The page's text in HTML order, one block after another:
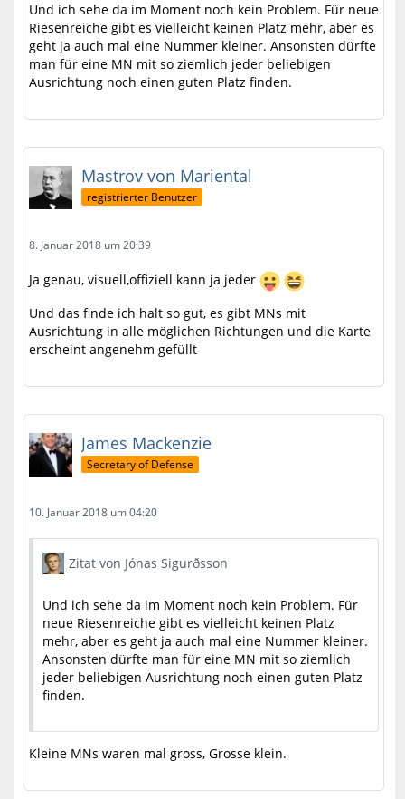
Und ich sehe da im Moment noch kein Problem. Für neue
Riesenreiche gibt es vielleicht keinen Platz mehr, aber es
geht ja auch mal eine Nummer kleiner. Ansonsten dürfte
man für eine MN mit so ziemlich jeder beliebigen
Ausrichtung noch einen guten Platz finden.
Mastrov von Mariental
registrierter Benutzer
8. Januar 2018 um 20:39
Ja genau, visuell,offiziell kann ja jeder
Und das finde ich halt so gut, es gibt MNs mit
Ausrichtung in alle möglichen Richtungen und die Karte
erscheint angenehm gefüllt
James Mackenzie
Secretary of Defense
10. Januar 2018 um 04:20
Zitat von Jónas Sigurðsson
Und ich sehe da im Moment noch kein Problem. Für
neue Riesenreiche gibt es vielleicht keinen Platz
mehr, aber es geht ja auch mal eine Nummer kleiner.
Ansonsten dürfte man für eine MN mit so ziemlich
jeder beliebigen Ausrichtung noch einen guten Platz
finden.
Kleine MNs waren mal gross, Grosse klein.